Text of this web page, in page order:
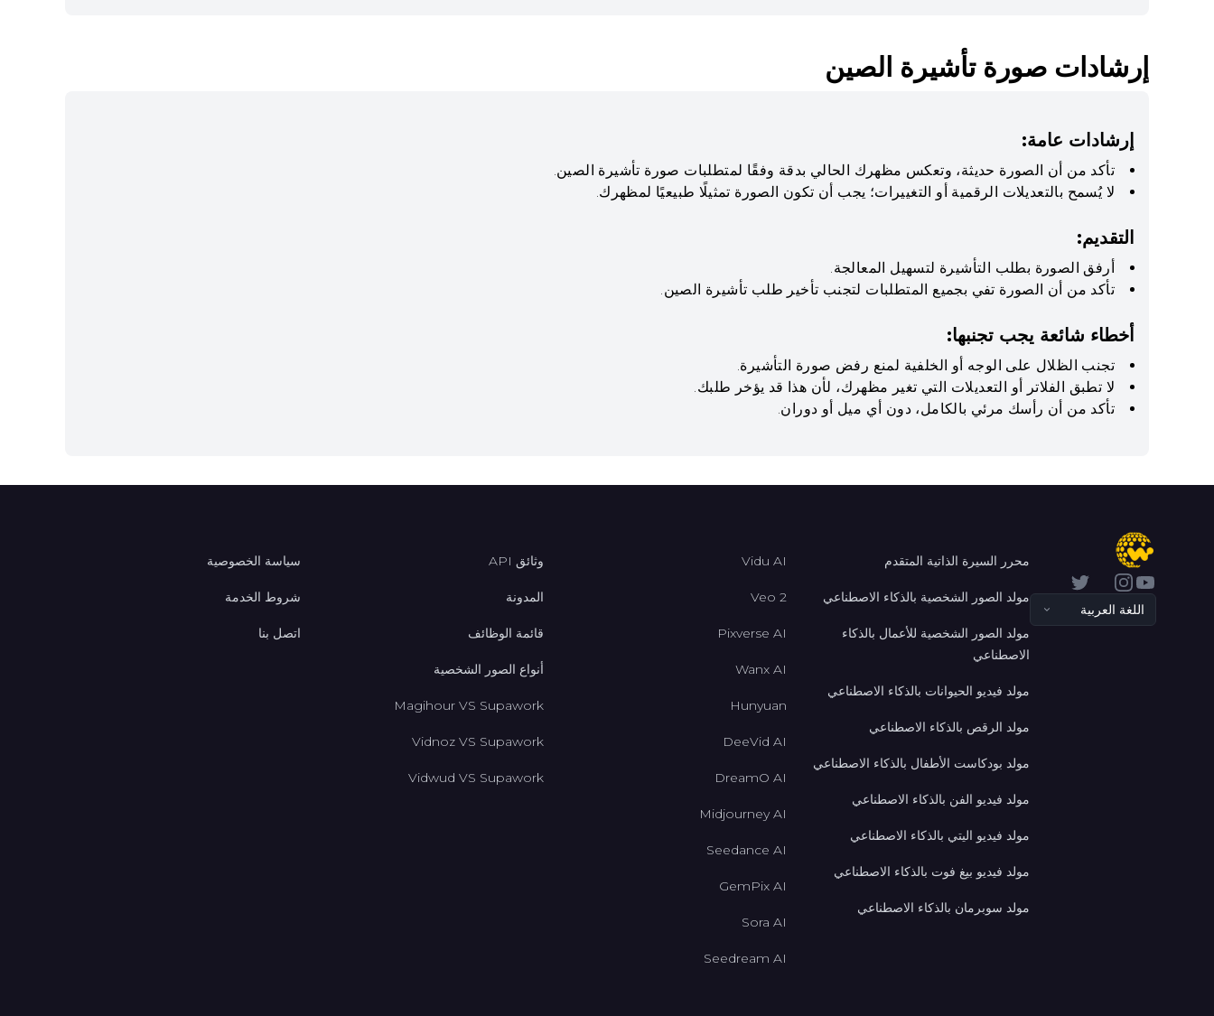
إرشادات صورة تأشيرة الصين
إرشادات عامة:
تأكد من أن الصورة حديثة، وتعكس مظهرك الحالي بدقة وفقًا لمتطلبات صورة تأشيرة الصين.
لا يُسمح بالتعديلات الرقمية أو التغييرات؛ يجب أن تكون الصورة تمثيلًا طبيعيًا لمظهرك.
التقديم:
أرفق الصورة بطلب التأشيرة لتسهيل المعالجة.
تأكد من أن الصورة تفي بجميع المتطلبات لتجنب تأخير طلب تأشيرة الصين.
أخطاء شائعة يجب تجنبها:
تجنب الظلال على الوجه أو الخلفية لمنع رفض صورة التأشيرة.
لا تطبق الفلاتر أو التعديلات التي تغير مظهرك، لأن هذا قد يؤخر طلبك.
تأكد من أن رأسك مرئي بالكامل، دون أي ميل أو دوران.
YouTube
Instagram
Twitter
اللغة العربية
محرر السيرة الذاتية المتقدم
مولد الصور الشخصية بالذكاء الاصطناعي
مولد الصور الشخصية للأعمال بالذكاء
الاصطناعي
مولد فيديو الحيوانات بالذكاء الاصطناعي
مولد الرقص بالذكاء الاصطناعي
مولد بودكاست الأطفال بالذكاء الاصطناعي
مولد فيديو الفن بالذكاء الاصطناعي
مولد فيديو اليتي بالذكاء الاصطناعي
مولد فيديو بيغ فوت بالذكاء الاصطناعي
مولد سوبرمان بالذكاء الاصطناعي
Vidu AI
Veo 2
Pixverse AI
Wanx AI
Hunyuan
DeeVid AI
DreamO AI
Midjourney AI
Seedance AI
GemPix AI
Sora AI
Seedream AI
وثائق API
المدونة
قائمة الوظائف
أنواع الصور الشخصية
Magihour VS Supawork
Vidnoz VS Supawork
Vidwud VS Supawork
سياسة الخصوصية
شروط الخدمة
اتصل بنا